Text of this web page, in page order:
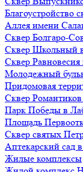
Благоустройство
Аллея имени
Сквер Болгаро-
Сквер Школьный
Сквер
Молодежный
Придомовая
Сквер
Парк Победы в
Площадь
Сквер святых
Аптекарский сад
Жилые комплексы